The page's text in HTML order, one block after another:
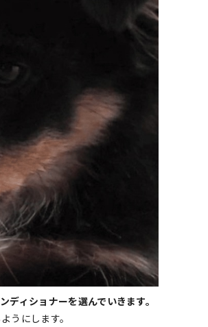
ディショナーを選んでいきます。
うにします。